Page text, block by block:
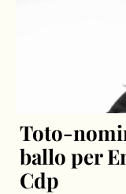
Toto-
ballo per
Cdp